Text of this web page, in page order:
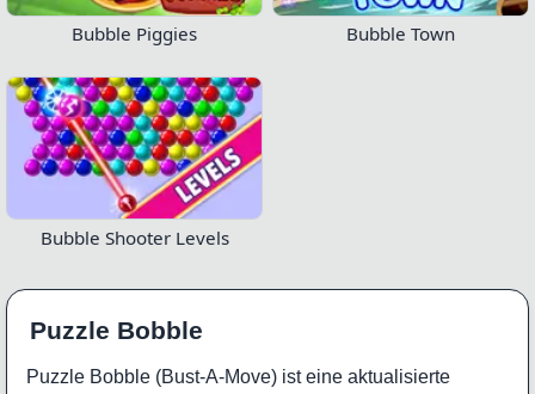
Bubble Piggies Bubble Town
Bubble Shooter Levels
Puzzle Bobble
Puzzle Bobble (Bust-A-Move) ist eine aktualisierte